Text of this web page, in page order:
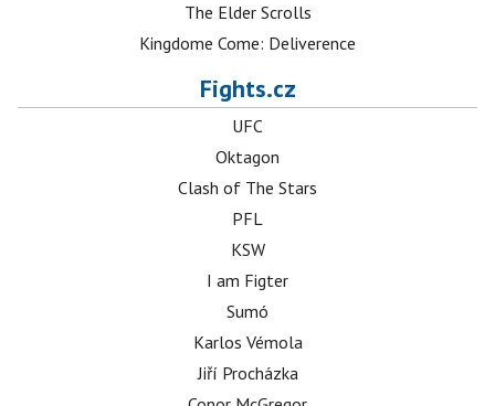
The Elder Scrolls
Kingdome Come: Deliverence
Fights.cz
UFC
Oktagon
Clash of The Stars
PFL
KSW
I am Figter
Sumó
Karlos Vémola
Jiří Procházka